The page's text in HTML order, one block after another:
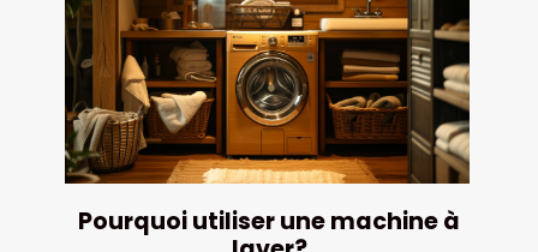
Pourquoi utiliser une machine à